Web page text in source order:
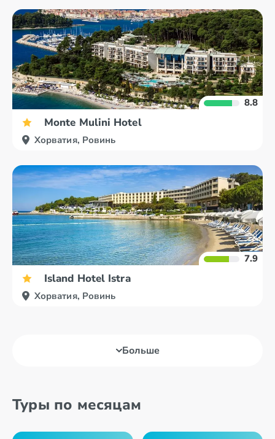
8.8
Monte Mulini Hotel
Хорватия, Ровинь
7.9
Island Hotel Istra
Хорватия, Ровинь
Больше
Туры по месяцам